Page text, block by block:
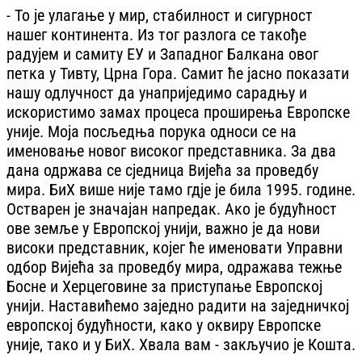
- То је улагање у мир, стабилност и сигурност
нашег континента. Из тог разлога се такође
радујем и самиту ЕУ и Западног Балкана овог
петка у Тивту, Црна Гора. Самит ће јасно показати
нашу одлучност да унаприједимо сарадњу и
искористимо замах процеса проширења Европске
уније. Моја посљедња порука односи се на
именовање новог високог представника. За два
дана одржава се сједница Вијећа за проведбу
мира. БиХ више није тамо гдје је била 1995. године.
Остварен је значајан напредак. Ако је будућност
ове земље у Европској унији, важно је да нови
високи представник, којег ће именовати Управни
одбор Вијећа за проведбу мира, одражава тежње
Босне и Херцеговине за приступање Европској
унији. Наставићемо заједно радити на заједничкој
европској будућности, како у оквиру Европске
уније, тако и у БиХ. Хвала вам - закључио је Кошта.